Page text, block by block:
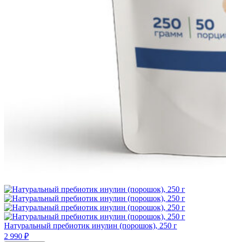
Натуральный пребиотик инулин (порошок), 250 г
2 990 ₽